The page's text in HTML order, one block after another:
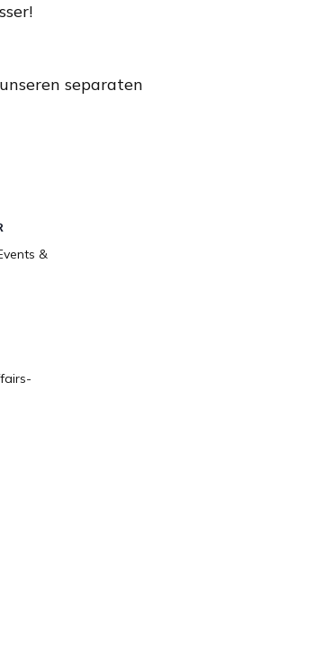
separaten
&